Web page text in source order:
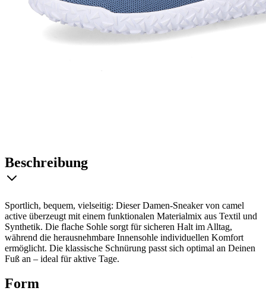
Beschreibung
Sportlich, bequem, vielseitig: Dieser Damen-Sneaker von camel
active überzeugt mit einem funktionalen Materialmix aus Textil und
Synthetik. Die flache Sohle sorgt für sicheren Halt im Alltag,
während die herausnehmbare Innensohle individuellen Komfort
ermöglicht. Die klassische Schnürung passt sich optimal an Deinen
Fuß an – ideal für aktive Tage.
Form